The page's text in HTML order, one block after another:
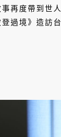
事再度帶到世
登過境》造訪